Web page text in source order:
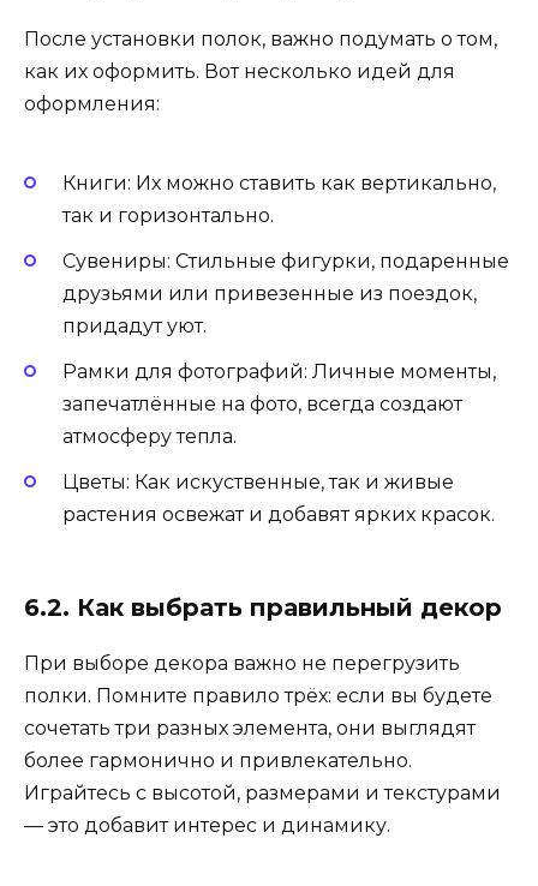
После установки полок, важно подумать о том,
как их оформить. Вот несколько идей для
оформления:
Книги: Их можно ставить как вертикально,
так и горизонтально.
Сувениры: Стильные фигурки, подаренные
друзьями или привезенные из поездок,
придадут уют.
Рамки для фотографий: Личные моменты,
запечатлённые на фото, всегда создают
атмосферу тепла.
Цветы: Как искуственные, так и живые
растения освежат и добавят ярких красок.
6.2. Как выбрать правильный декор
При выборе декора важно не перегрузить
полки. Помните правило трёх: если вы будете
сочетать три разных элемента, они выглядят
более гармонично и привлекательно.
Играйтесь с высотой, размерами и текстурами
— это добавит интерес и динамику.